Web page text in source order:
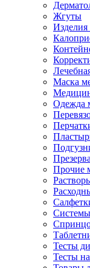
Жгуты
Изделия
Маска
Одежда
Прочие
Тесты
Тесты